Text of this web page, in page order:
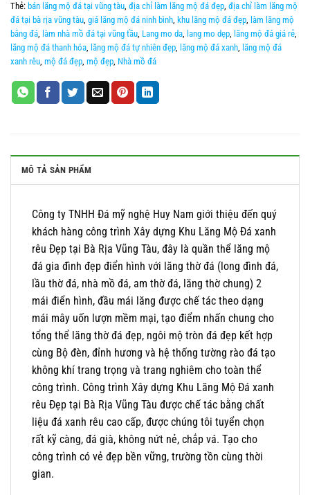
Thẻ: bán lăng mộ đá tại vũng tàu, địa chỉ làm lăng mộ đá đẹp, địa chỉ làm lăng mộ
đá tại bà rịa vũng tàu, giá lăng mộ đá ninh bình, khu lăng mộ đá đẹp, làm lăng mộ
bằng đá, làm nhà mồ đá tại vũng tầu, Lang mo da, lang mo dẹp, lăng mộ đá giá rẻ,
lăng mộ đá thanh hóa, lăng mộ đá tự nhiên đẹp, lăng mộ đá xanh, lăng mộ đá
xanh rêu, mộ đá đẹp, mộ đẹp, Nhà mồ đá
MÔ TẢ SẢN PHẨM
Công ty TNHH Đá mỹ nghệ Huy Nam giới thiệu đến quý
khách hàng công trình Xây dựng Khu Lăng Mộ Đá xanh
rêu Đẹp tại Bà Rịa Vũng Tàu, đây là quần thể lăng mộ
đá gia đình đẹp điển hình với lăng thờ đá (long đình đá,
lầu thờ đá, nhà mồ đá, am thờ đá, lăng thờ chung) 2
mái điển hình, đầu mái lăng được chế tác theo dạng
mái mây uốn lượn mềm mại, tạo điểm nhấn chung cho
tổng thể lăng thờ đá đẹp, ngôi mộ tròn đá đẹp kết hợp
cùng Bộ đèn, đỉnh hương và hệ thống tường rào đá tạo
không khí trang trọng và trang nghiêm cho toàn thể
công trình. Công trình Xây dựng Khu Lăng Mộ Đá xanh
rêu Đẹp tại Bà Rịa Vũng Tàu được chế tác bằng chất
liệu đá xanh rêu cao cấp, được chúng tôi tuyển chọn
rất kỹ càng, đá già, không nứt nẻ, chắp vá. Tạo cho
công trình có vẻ đẹp bền vững, trường tồn cùng thời
gian.